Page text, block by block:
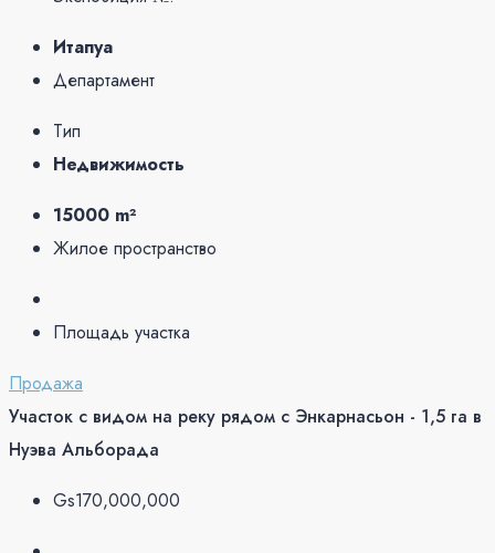
Итапуа
Департамент
Тип
Недвижимость
15000 m²
Жилое пространство
Площадь участка
Продажа
Участок с видом на реку рядом с Энкарнасьон - 1,5 га в
Нуэва Альборада
Gs170,000,000